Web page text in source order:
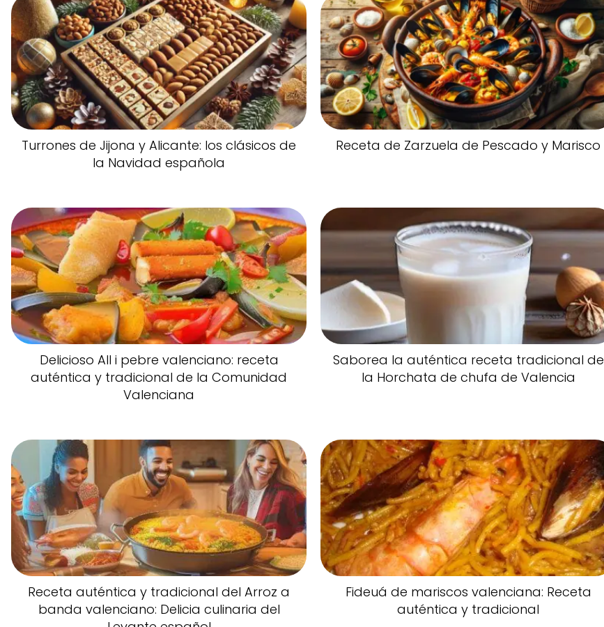
Turrones de Jijona y Alicante: los clásicos de
la Navidad española
Receta de Zarzuela de Pescado y Marisco
Delicioso All i pebre valenciano: receta
auténtica y tradicional de la Comunidad
Valenciana
Saborea la auténtica receta tradicional de
la Horchata de chufa de Valencia
Receta auténtica y tradicional del Arroz a
banda valenciano: Delicia culinaria del
Fideuá de mariscos valenciana: Receta
auténtica y tradicional